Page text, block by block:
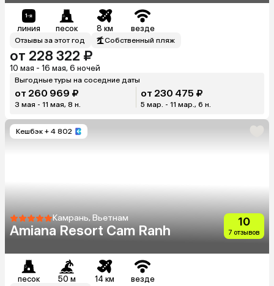
линия песок 8 км везде
Отзывы за этот год Собственный пляж
от 228 322 ₽
10 мая - 16 мая, 6 ночей
Выгодные туры на соседние даты
от 260 969 ₽
3 мая - 11 мая, 8 н.
от 230 475 ₽
5 мар. - 11 мар., 6 н.
Кешбэк + 4 802
Камрань, Вьетнам
Amiana Resort Cam Ranh
10
7 отзывов
песок 50 м 14 км везде